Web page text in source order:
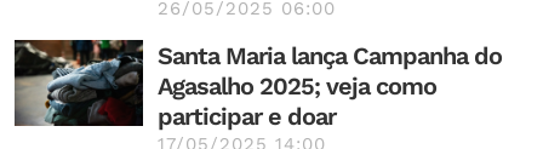
26/05/2025 06:00
Santa Maria lança Campanha do
Agasalho 2025; veja como
participar e doar
17/05/2025 14:00